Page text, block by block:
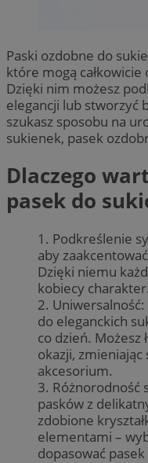
Paski ozdobne do
które mogą
Dzięki nim możesz
elegancji lub stworzyć
szukasz sposobu na
sukienek, pasek
Dlaczego
pasek do
1. Podkreślenie
aby
Dzięki niemu
kobiecy charakter.
2.
do eleganckich
co dzień. Możesz
okazji,
akcesorium.
3. Różnorodność
pasków z
zdobione
elementami –
dopasować